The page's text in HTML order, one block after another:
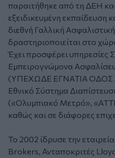
παραιτήθηκε από τη ΔΕΗ
εξειδικευμένη εκπαίδευση
διεθνή Γαλλική
δραστηριοποιείται στο
Έχει προσφέρει υπηρεσίες
Εμπειρογνώμονα
(ΥΠΕΧΩΔΕ ΕΓΝΑΤΙΑ ΟΔΟΣ
Εθνικό Σύστημα
(«Ολυμπιακό Μετρό»,
καθώς και σε διάφορες
Το 2002 ίδρυσε την
Brokers, Ανταποκριτές